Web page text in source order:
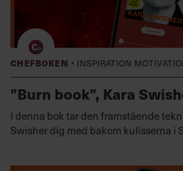
Chefboken · Inspiration
”Burn book”, Kara
I denna bok tar den framstående
Swisher dig med bakom kulisserna i